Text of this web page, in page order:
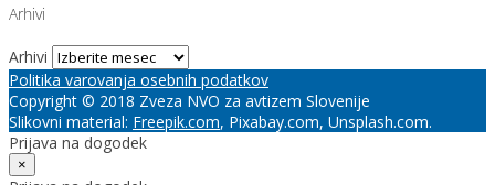
Arhivi
Arhivi
Politika varovanja osebnih podatkov
Copyright © 2018 Zveza NVO za avtizem Slovenije
Slikovni material: Freepik.com, Pixabay.com, Unsplash.com.
Prijava na dogodek
×